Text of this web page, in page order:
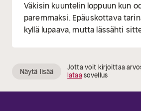
Väkisin kuuntelin loppuun kun
paremmaksi. Epäuskottava
kyllä lupaava, mutta lässähti
Näytä lisää
Jotta voit kirjoittaa
lataa sovellus